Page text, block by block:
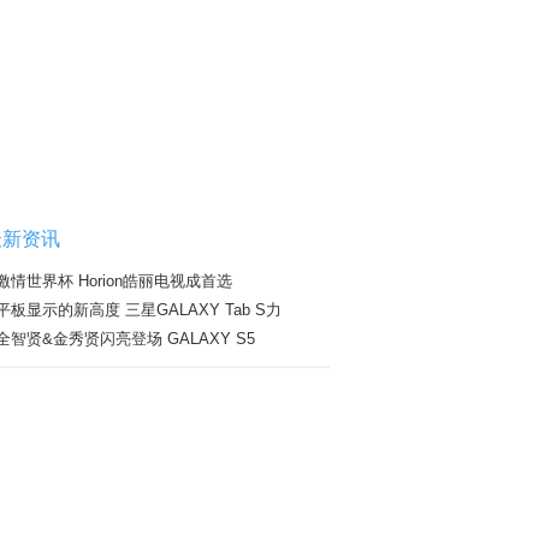
资讯
情世界杯 Horion皓丽电视成首选
板显示的新高度 三星GALAXY Tab S力
智贤&金秀贤闪亮登场 GALAXY S5